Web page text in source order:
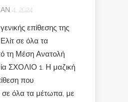
4, 2024
επίθεσης της
σε όλα τα
τη Μέση Ανατολή
ΣΧΟΛΙΟ 1. Η μαζική
που
σε όλα τα μέτωπα, με